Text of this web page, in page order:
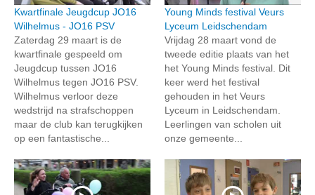
Kwartfinale Jeugdcup JO16
Wilhelmus - JO16 PSV
Zaterdag 29 maart is de
kwartfinale gespeeld om
Jeugdcup tussen JO16
Wilhelmus tegen JO16 PSV.
Wilhelmus verloor deze
wedstrijd na strafschoppen
maar de club kan terugkijken
op een fantastische...
Young Minds festival Veurs
Lyceum Leidschendam
Vrijdag 28 maart vond de
tweede editie plaats van het
het Young Minds festival. Dit
keer werd het festival
gehouden in het Veurs
Lyceum in Leidschendam.
Leerlingen van scholen uit
onze gemeente...